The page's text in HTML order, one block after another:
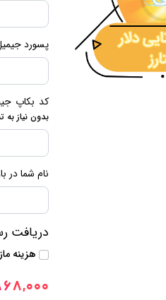
پسورد
کد بکاپ
بدون نیاز
نام شما در
دریافت
هزینه مازاد